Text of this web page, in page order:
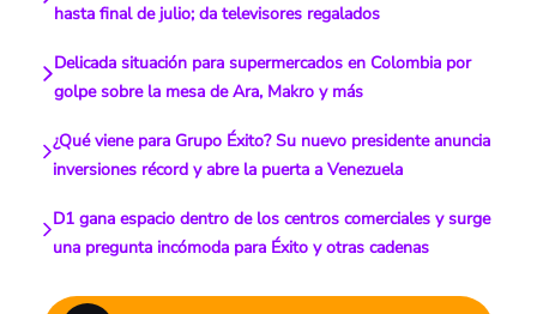
hasta final de julio; da televisores regalados
Delicada situación para supermercados en Colombia por
golpe sobre la mesa de Ara, Makro y más
¿Qué viene para Grupo Éxito? Su nuevo presidente anuncia
inversiones récord y abre la puerta a Venezuela
D1 gana espacio dentro de los centros comerciales y surge
una pregunta incómoda para Éxito y otras cadenas